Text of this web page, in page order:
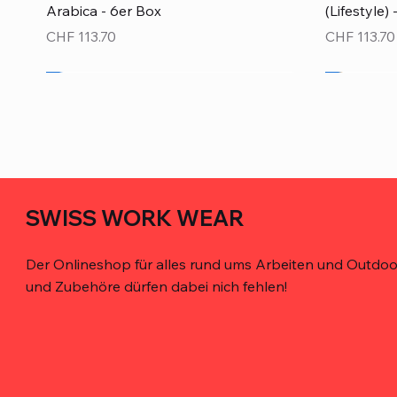
Arabica - 6er Box
Preis
CHF 113.70
(Lifestyle)
Preis
CHF 113.70
SWISS WORK WEAR
Der Onlineshop für alles rund ums Arbeiten und
und Zubehöre dürfen dabei nich fehlen!